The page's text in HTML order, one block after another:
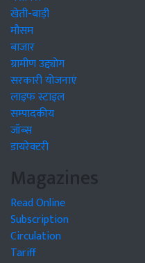
खेती-बाड़ी
मौसम
बाजार
ग्रामीण उद्द्योग
सरकारी योजनाएं
लाइफ स्टाइल
सम्पादकीय
जॉब्स
डायरेक्टरी
Magazines
Read Online
Subscription
Circulation
Tariff